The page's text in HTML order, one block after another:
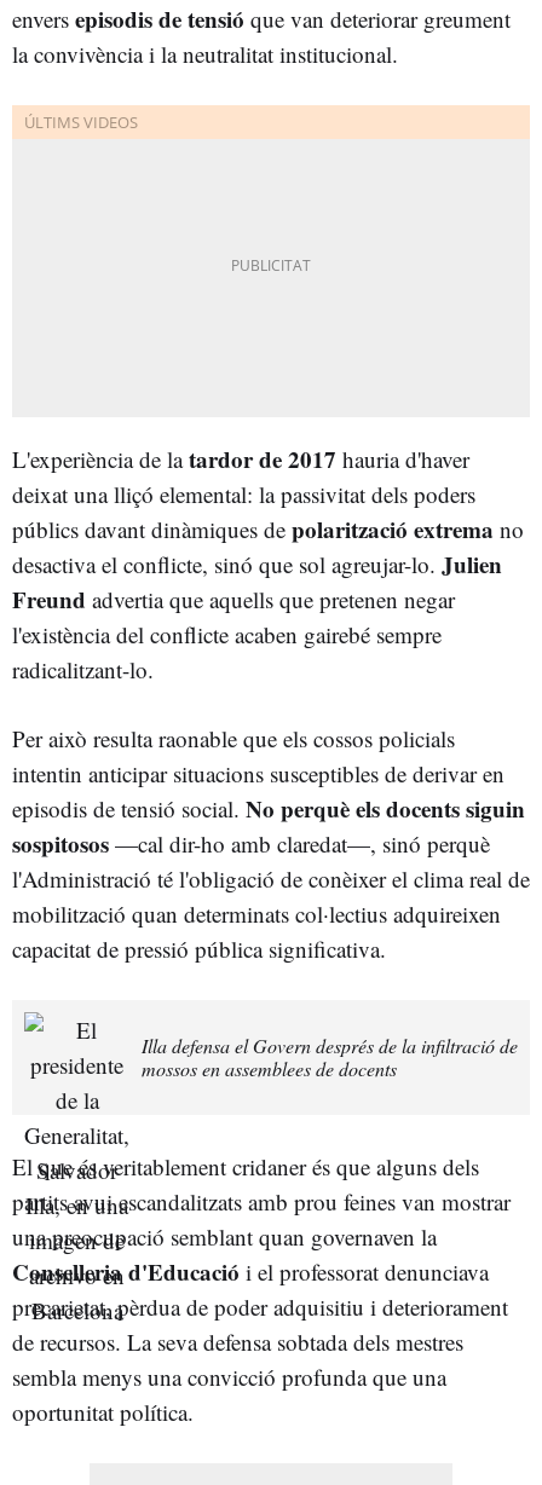
envers episodis de tensió que van deteriorar greument
la convivència i la neutralitat institucional.
L'experiència de latardor de 2017 hauria d'haver
deixat una lliçó elemental: la passivitat dels poders
públics davant dinàmiques de polarització extrema no
desactiva el conflicte, sinó que sol agreujar-lo. Julien
Freund advertia que aquells que pretenen negar
l'existència del conflicte acaben gairebé sempre
radicalitzant-lo.
Per això resulta raonable que els cossos policials
intentin anticipar situacions susceptibles de derivar en
episodis de tensió social. No perquè els docents siguin
sospitosos —cal dir-ho amb claredat—, sinó perquè
l'Administració té l'obligació de conèixer el clima real de
mobilització quan determinats col·lectius adquireixen
capacitat de pressió pública significativa.
Illa defensa el Govern després de la infiltració de
mossos en assemblees de docents
El que és veritablement cridaner és que alguns dels
partits avui escandalitzats amb prou feines van mostrar
una preocupació semblant quan governaven la
Conselleria d'Educació i el professorat denunciava
precarietat, pèrdua de poder adquisitiu i deteriorament
de recursos. La seva defensa sobtada dels mestres
sembla menys una convicció profunda que una
oportunitat política.